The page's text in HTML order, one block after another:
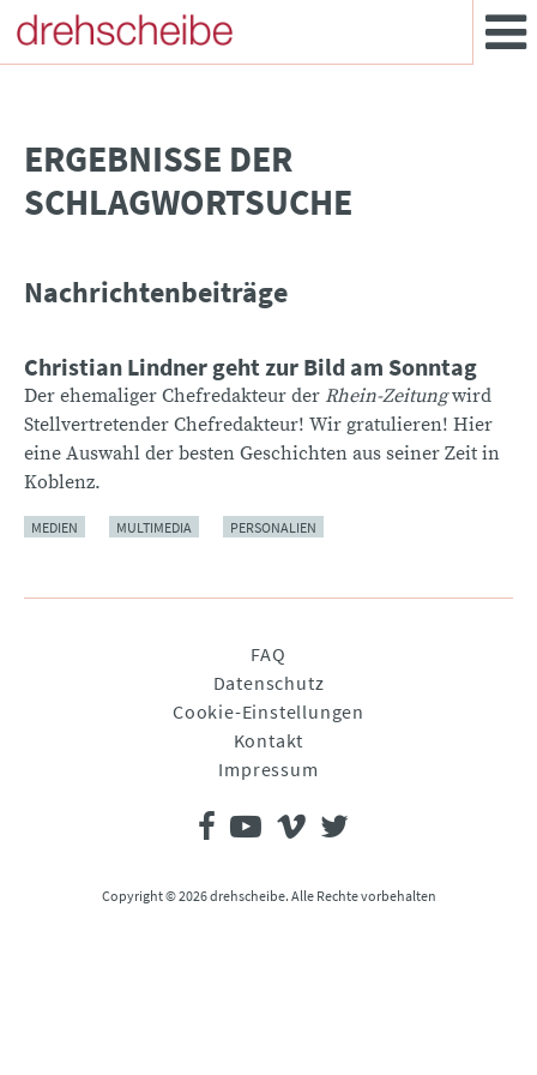
­ERGEBNISSE DER
SCHLAGWORTSUCHE
Nachrichtenbeiträge
Christian Lindner geht zur Bild am Sonntag
Der ehemaliger Chefredakteur der Rhein-Zeitungwird
Stellvertretender Chefredakteur! Wir gratulieren! Hier
eine Auswahl der besten Geschichten aus seiner Zeit in
Koblenz.
MEDIEN MULTIMEDIA PERSONALIEN
FAQ
Datenschutz
Cookie-Einstellungen
Kontakt
Impressum
Copyright © 2026 drehscheibe. Alle Rechte vorbehalten